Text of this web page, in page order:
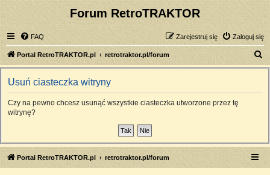
Forum RetroTRAKTOR
FAQ Zaloguj się
Zarejestruj się
Portal RetroTRAKTOR.pl retrotraktor.pl/forum
z
Usuń ciasteczka witryny
Czy na pewno chcesz usunąć wszystkie ciasteczka utworzone przez tę
witrynę?
Portal RetroTRAKTOR.pl retrotraktor.pl/forum